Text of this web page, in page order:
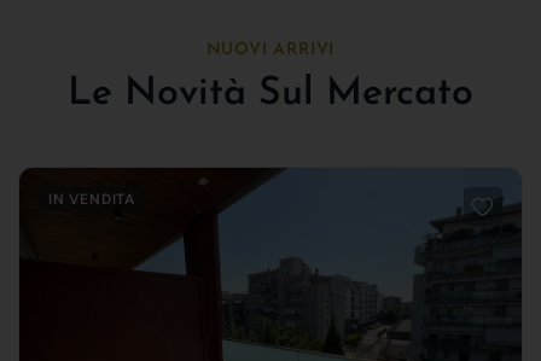
NUOVI ARRIVI
Le Novità Sul Mercato
IN VENDITA